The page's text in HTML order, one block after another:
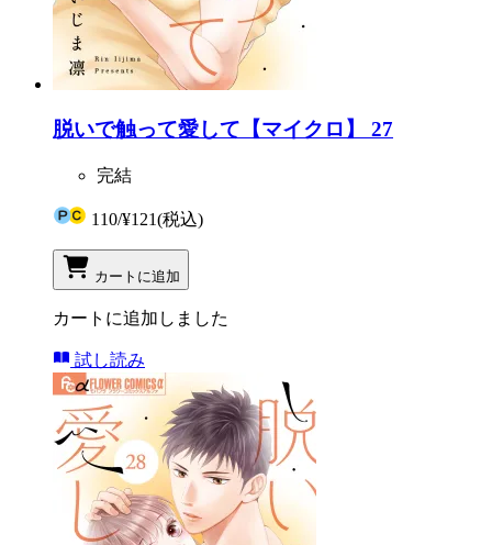
脱いで触って愛して【マイクロ】 27
完結
110/¥121(税込)
カートに追加
カートに追加しました
試し読み